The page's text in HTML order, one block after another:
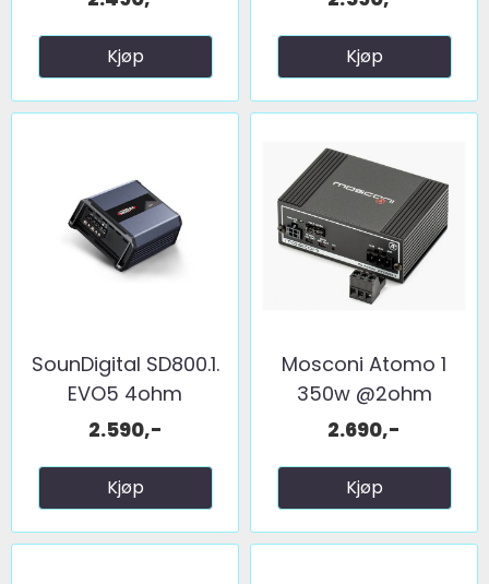
Kjøp Kjøp
SounDigital SD800.1.
EVO5 4ohm
2.590,-
Kjøp
Mosconi Atomo 1
350w @2ohm
2.690,-
Kjøp